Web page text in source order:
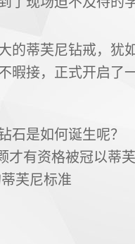
蒂芙尼钻戒，犹
接，正式开启了
石是如何诞生呢？
有资格被冠以蒂芙
芙尼标准